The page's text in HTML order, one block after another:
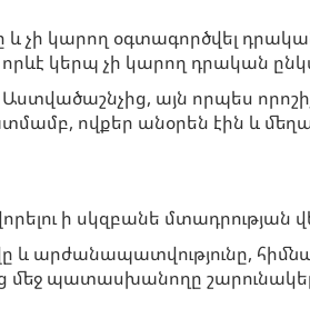
չի կարող օգտագործվել
կերպ չի կարող դրական
այն որպես
ովքեր անօրեն էին և
ի սկզբանե մտադրության
արժանապատվությունը,
մեջ պատասխանողը